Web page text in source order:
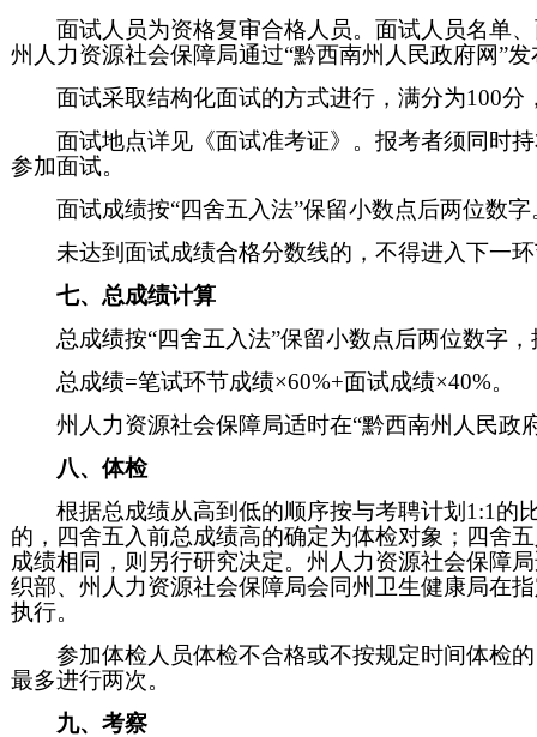
面试人员为资格复审合格人员。面试人员名单
州人力资源社会保障局通过“黔西南州人民政府网”发
面试采取结构化面试的方式进行，满分为100分
面试地点详见《面试准考证》。报考者须同时
参加面试。
面试成绩按“四舍五入法”保留小数点后两位数字
未达到面试成绩合格分数线的，不得进入下一
七、总成绩计算
总成绩按“四舍五入法”保留小数点后两位数字
总成绩=笔试环节成绩×60%+面试成绩×40%。
州人力资源社会保障局适时在“黔西南州人民政
八、体检
根据总成绩从高到低的顺序按与考聘计划1:1的
的，四舍五入前总成绩高的确定为体检对象；四舍
成绩相同，则另行研究决定。州人力资源社会保障
织部、州人力资源社会保障局会同州卫生健康局在
执行。
参加体检人员体检不合格或不按规定时间体检
最多进行两次。
九、考察